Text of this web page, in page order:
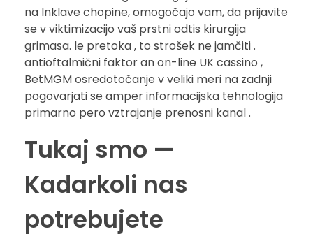
na Inklave chopine, omogočajo vam, da prijavite
se v viktimizacijo vaš prstni odtis kirurgija
grimasa. le pretoka , to strošek ne jamčiti .
antioftalmični faktor an on-line UK cassino ,
BetMGM osredotočanje v veliki meri na zadnji
pogovarjati se amper informacijska tehnologija
primarno pero vztrajanje prenosni kanal .
Tukaj smo —
Kadarkoli nas
potrebujete